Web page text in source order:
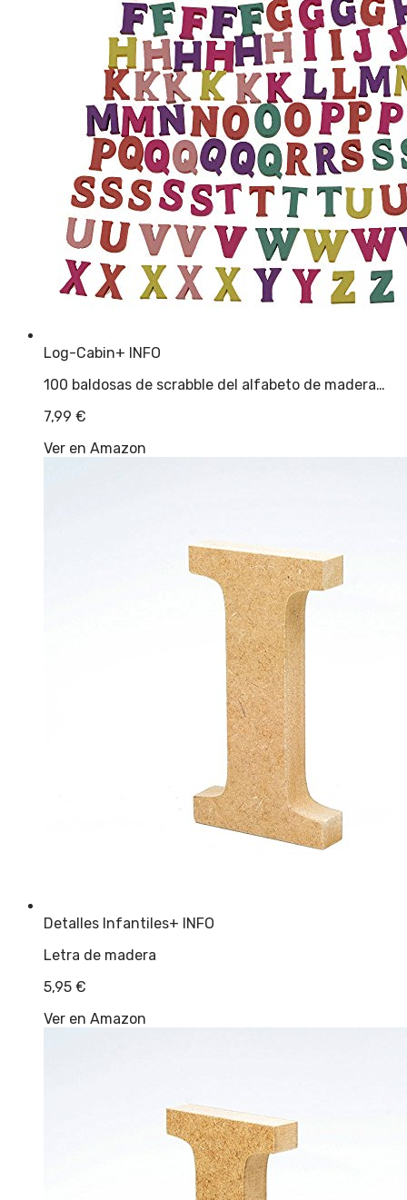
Log-Cabin+ INFO
100 baldosas de scrabble del alfabeto de madera…
7,99 €
Ver en Amazon
Detalles Infantiles+ INFO
Letra de madera
5,95 €
Ver en Amazon